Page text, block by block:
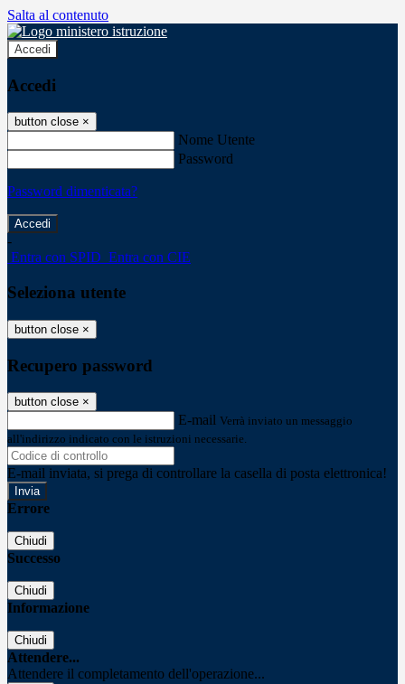
Salta al contenuto
Accedi
Accedi
button close ×
Nome Utente
Password
Password dimenticata?
-
Entra con SPID Entra con CIE
Seleziona utente
button close ×
Recupero password
button close ×
E-mail Verrà inviato un messaggio
all'indirizzo indicato con le istruzioni necessarie.
E-mail inviata, si prega di controllare la casella di posta elettronica!
Errore
Chiudi
Successo
Chiudi
Informazione
Chiudi
Attendere...
Attendere il completamento dell'operazione...